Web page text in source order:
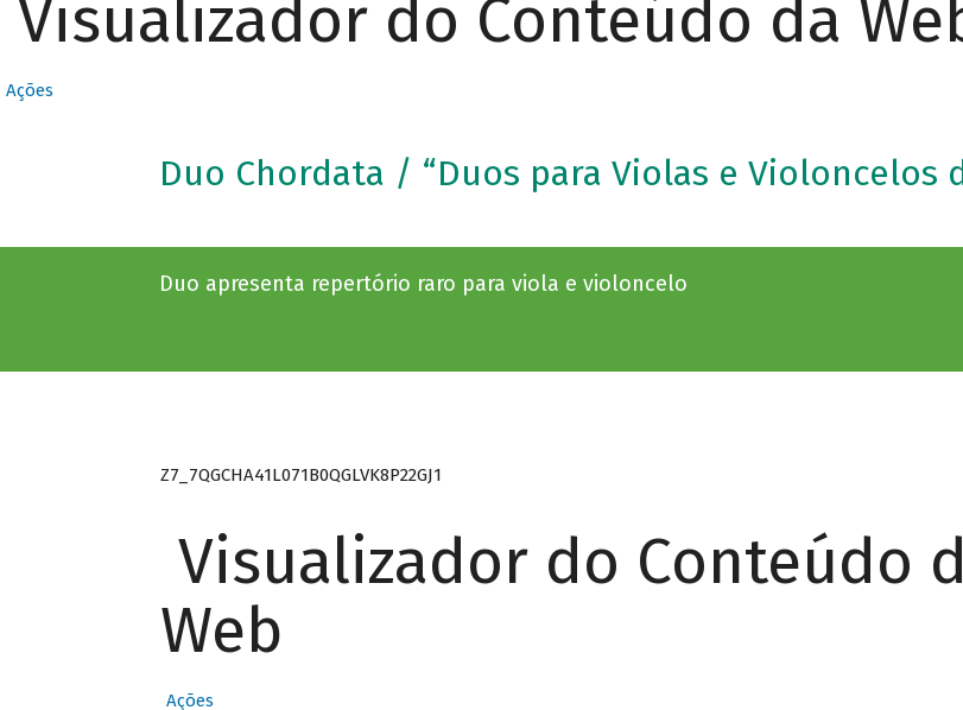
Visualizador do Conteúdo da
Ações
Duo Chordata / “Duos para Violas e Violoncelos
Duo apresenta repertório raro para viola e violoncelo
Z7_7QGCHA41L071B0QGLVK8P22GJ1
Visualizador do Conteúdo
Web
Ações